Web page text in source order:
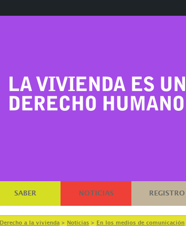
SABER NOTICIAS REGISTRO
Derecho a la vivienda > Notícias > En los medios de comunicación